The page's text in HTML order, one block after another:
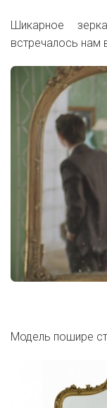
Шикарное
встречалось нам
Модель пошире